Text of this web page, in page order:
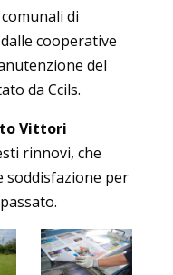
di
cooperative
del
da Ccils.
Vittori
rinnovi, che
soddisfazione per